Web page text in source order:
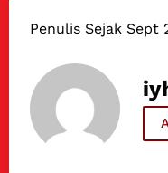
Penulis Sejak Sept